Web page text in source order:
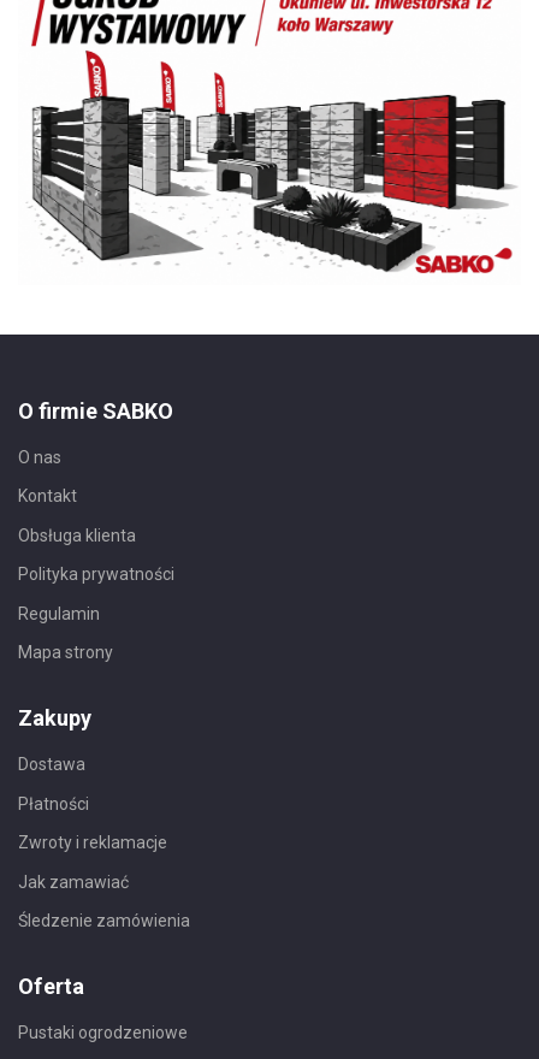
O firmie SABKO
O nas
Kontakt
Obsługa klienta
Polityka prywatności
Regulamin
Mapa strony
Zakupy
Dostawa
Płatności
Zwroty i reklamacje
Jak zamawiać
Śledzenie zamówienia
Oferta
Pustaki ogrodzeniowe